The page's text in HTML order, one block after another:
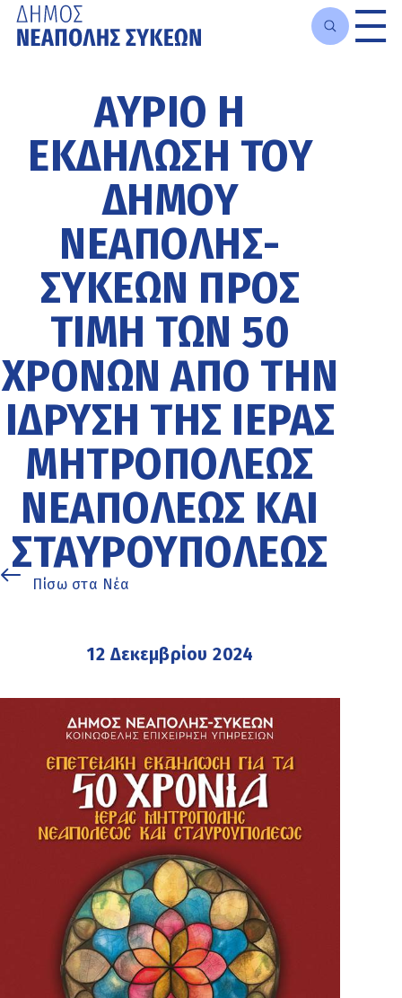
περιεχόμενοΑΎΡΙΟ Η
ΕΚΔΉΛΩΣΗ ΤΟΥ
ΔΉΜΟΥ
ΝΕΆΠΟΛΗΣ-
ΣΥΚΕΏΝ ΠΡΟΣ
ΤΙΜΉ ΤΩΝ 50
ΧΡΌΝΩΝ ΑΠΌ ΤΗΝ
ΊΔΡΥΣΗ ΤΗΣ ΙΕΡΆΣ
ΜΗΤΡΟΠΌΛΕΩΣ
ΝΕΑΠΌΛΕΩΣ ΚΑΙ
ΣΤΑΥΡΟΥΠΌΛΕΩΣ
Πίσω στα Νέα
12 Δεκεμβρίου 2024